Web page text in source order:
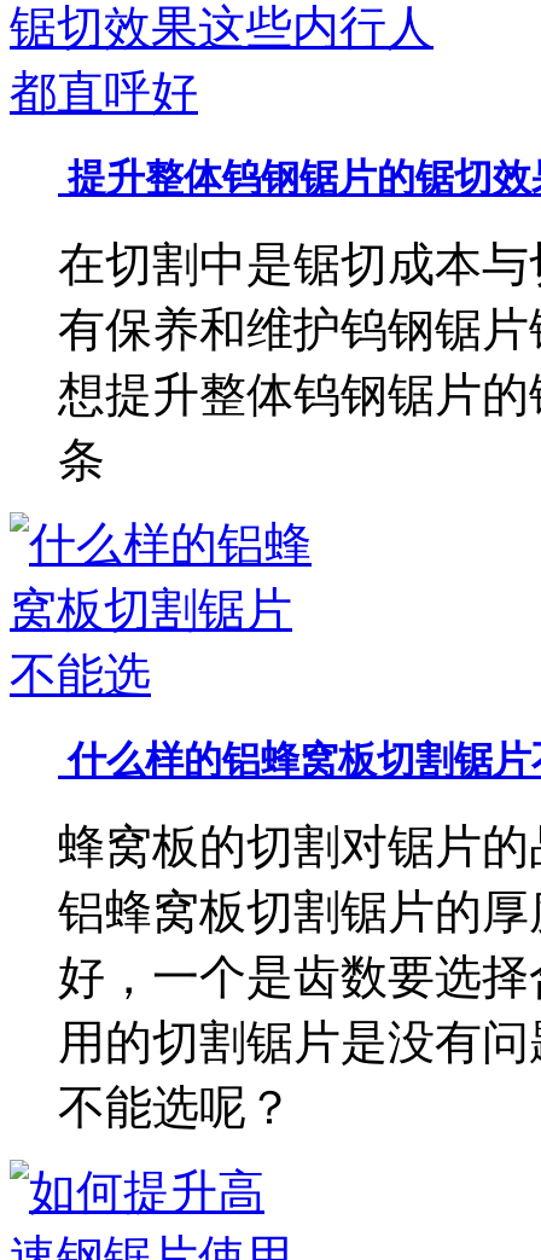
提升整体钨钢锯片的锯切
在切割中是锯切成本
有保养和维护钨钢锯
想提升整体钨钢锯片
条
什么样的铝蜂窝板切割锯
蜂窝板的切割对锯片
铝蜂窝板切割锯片的
好，一个是齿数要选
用的切割锯片是没有
不能选呢？